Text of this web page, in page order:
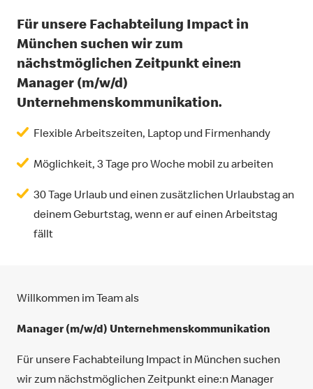
Für unsere Fachabteilung Impact in
München suchen wir zum
nächstmöglichen Zeitpunkt eine:n
Manager (m/w/d)
Unternehmenskommunikation.
Flexible Arbeitszeiten, Laptop und Firmenhandy
Möglichkeit, 3 Tage pro Woche mobil zu arbeiten
30 Tage Urlaub und einen zusätzlichen Urlaubstag an
deinem Geburtstag, wenn er auf einen Arbeitstag
fällt
Willkommen im Team als
Manager (m/w/d) Unternehmenskommunikation
Für unsere Fachabteilung Impact in München suchen
wir zum nächstmöglichen Zeitpunkt eine:n Manager